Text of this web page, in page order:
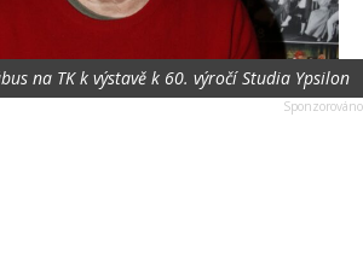
na TK k výstavě k 60. výročí Studia Ypsilon